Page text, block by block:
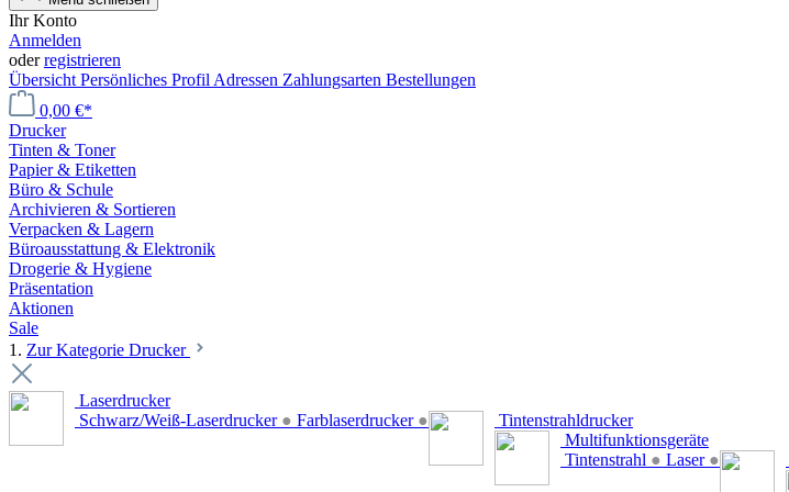
Ihr Konto
Anmelden
oderregistrieren
Übersicht Persönliches Profil Adressen Zahlungsarten Bestellungen
0,00 €*
Drucker
Tinten & Toner
Papier & Etiketten
Büro & Schule
Archivieren & Sortieren
Verpacken & Lagern
Büroausstattung & Elektronik
Drogerie & Hygiene
Präsentation
Aktionen
Sale
1. Zur Kategorie Drucker
Laserdrucker
Schwarz/Weiß-Laserdrucker ● Farblaserdrucker ●
Tintenstrahldrucker
Multifunktionsgeräte
Tintenstrahl ● Laser ●